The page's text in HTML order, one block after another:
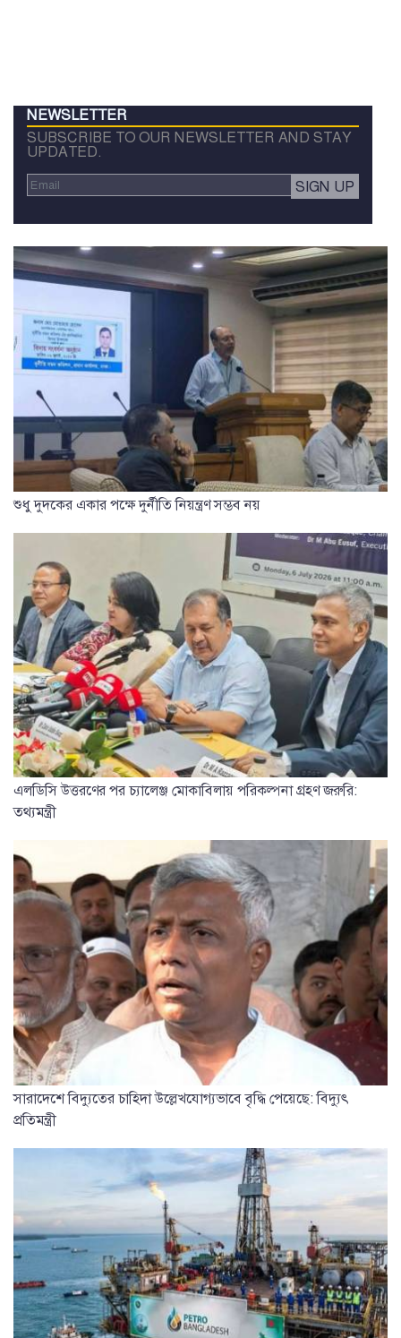
NEWSLETTER
SUBSCRIBE TO OUR NEWSLETTER AND STAY
UPDATED.
শুধু দুদকের একার পক্ষে দুর্নীতি নিয়ন্ত্রণ সম্ভব নয়
এলডিসি উত্তরণের পর চ্যালেঞ্জ মোকাবিলায় পরিকল্পনা গ্রহণ জরুরি:
তথ্যমন্ত্রী
সারাদেশে বিদ্যুতের চাহিদা উল্লেখযোগ্যভাবে বৃদ্ধি পেয়েছে: বিদ্যুৎ
প্রতিমন্ত্রী